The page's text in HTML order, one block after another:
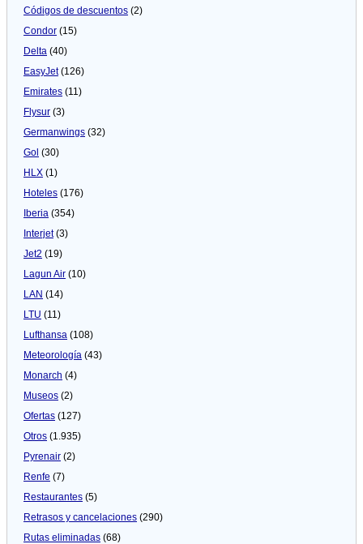
Códigos de descuentos (2)
Condor (15)
Delta (40)
EasyJet(126)
Emirates (11)
Flysur (3)
Germanwings (32)
Gol (30)
HLX (1)
Hoteles (176)
Iberia (354)
Interjet(3)
Jet2 (19)
Lagun Air (10)
LAN (14)
LTU (11)
Lufthansa (108)
Meteorologí­a (43)
Monarch (4)
Museos (2)
Ofertas (127)
Otros (1.935)
Pyrenair (2)
Renfe (7)
Restaurantes (5)
Retrasos y cancelaciones (290)
Rutas eliminadas (68)